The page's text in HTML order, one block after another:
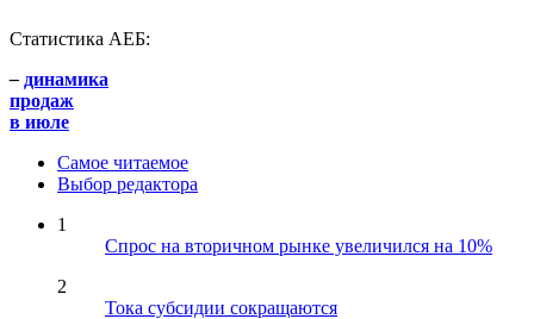
Статистика АЕБ:
– динамика
продаж
в июле
Самое читаемое
Выбор редактора
1
Спрос на вторичном рынке увеличился на 10%
2
Тока субсидии сокращаются